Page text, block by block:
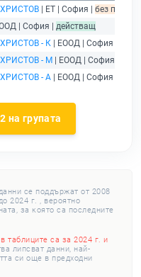
| ЕТ | София | без
| София | действащ
- К | ЕООД | София |
- М | ЕООД | София |
- А | ЕООД | София |
на групата
се поддържат от 2008
2024 г. , вероятно
за която са последните
таблиците са за 2024 г. и
липсват данни, най-
си още в предходни